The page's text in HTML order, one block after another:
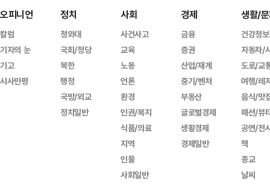
오피니언
칼럼
기자의 눈
기고
시사만평
정치
청와대
국회/정당
북한
행정
국방/외교
정치일반
사회
사건사고
교육
노동
언론
환경
인권/복지
식품/의료
지역
인물
사회일반
경제
금융
증권
산업/재계
중기/벤처
부동산
글로벌경제
생활경제
경제일반
생활/
건강정보
자동차/
도로/교
여행/레
음식/맛
패션/뷰
공연/전
책
종교
날씨